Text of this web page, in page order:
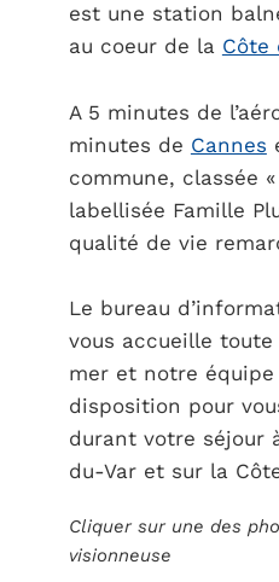
est une station
au coeur de la Côte
A 5 minutes de
minutes de Cannes
commune, classée
labellisée Famille
qualité de vie
Le bureau
vous accueille toute
mer et notre
disposition pour
durant votre séjour
du-Var et sur la
Cliquer sur une des
visionneuse